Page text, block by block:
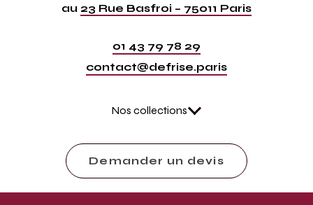
au 23 Rue Basfroi – 75011 Paris
01 43 79 78 29
contact@defrise.paris
Nos collections
Demander un devis